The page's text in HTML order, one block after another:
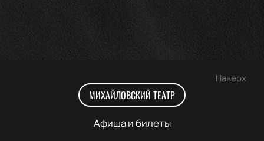
Наверх
МИХАЙЛОВСКИЙ ТЕАТР
Афиша и билеты